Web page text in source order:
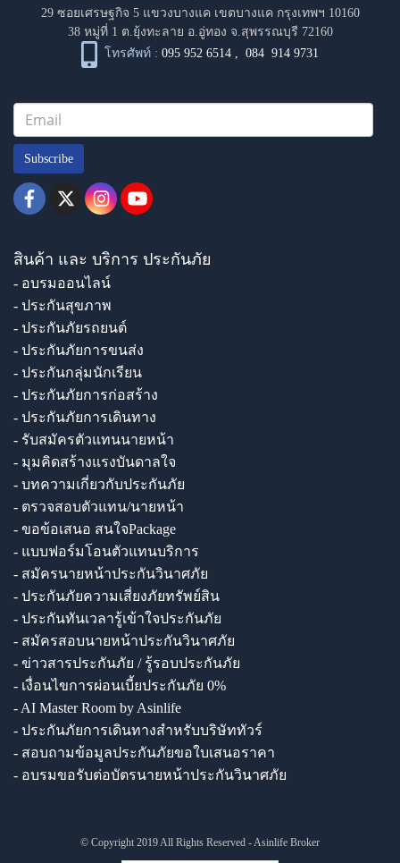
29 ซอยเศรษฐกิจ 5 แขวงบางแค เขตบางแค กรุงเทพฯ 10160
38 หมู่ที่ 1 ต.ยุ้งทะลาย อ.อู่ทอง จ.สุพรรณบุรี 72160
โทรศัพท์ : 095 952 6514 ,084 914 9731
Subscribe
สินค้า และ บริการ ประกันภัย
- อบรมออนไลน์
- ประกันสุขภาพ
- ประกันภัยรถยนต์
- ประกันภัยการขนส่ง
- ประกันกลุ่มนักเรียน
- ประกันภัยการก่อสร้าง
- ประกันภัยการเดินทาง
- รับสมัครตัวแทนนายหน้า
- มุมคิดสร้างแรงบันดาลใจ
- บทความเกี่ยวกับประกันภัย
- ตรวจสอบตัวแทน/นายหน้า
- ขอข้อเสนอ สนใจPackage
- แบบฟอร์มโอนตัวแทนบริการ
- สมัครนายหน้าประกันวินาศภัย
- ประกันภัยความเสี่ยงภัยทรัพย์สิน
- ประกันทันเวลารู้เข้าใจประกันภัย
- สมัครสอบนายหน้าประกันวินาศภัย
- ข่าวสารประกันภัย / รู้รอบประกันภัย
- เงื่อนไขการผ่อนเบี้ยประกันภัย 0%
- AI Master Room by Asinlife
- ประกันภัยการเดินทางสำหรับบริษัททัวร์
- สอบถามข้อมูลประกันภัยขอใบเสนอราคา
- อบรมขอรับต่อบัตรนายหน้าประกันวินาศภัย
© Copyright 2019 All Rights Reserved - Asinlife Broker